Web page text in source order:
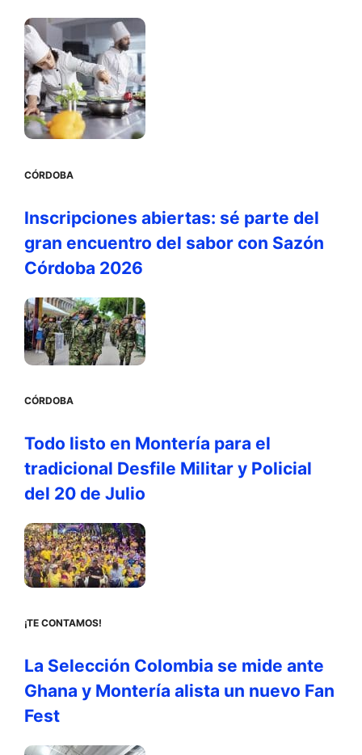
CÓRDOBA
Inscripciones abiertas: sé parte del
gran encuentro del sabor con Sazón
Córdoba 2026
CÓRDOBA
Todo listo en Montería para el
tradicional Desfile Militar y Policial
del 20 de Julio
¡TE CONTAMOS!
La Selección Colombia se mide ante
Ghana y Montería alista un nuevo Fan
Fest